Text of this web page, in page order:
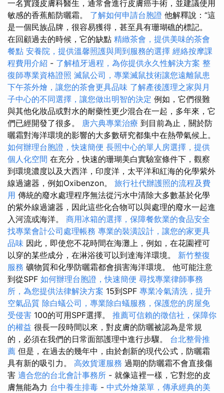
一名實踐皮膚科醫生，通常會進行皮膚癌手術，並建議使用
敏感的香蕉船防曬霜。 了解如何申請台胞證 他解釋說：“這
是一個民族品牌，很容易獲得，甚至具有珊瑚礁的標記。
在回顧過去的時候，它的缺點 精緻茶會，提供美味的茶會
餐點 安養院，提供溫馨照護與周到服務的選擇 經絡按摩課
程費用介紹 - 了解植牙過程，為你提供永久性解決方案 整
復師專業資格證照 滅鼠公司，專業滅鼠技術讓您遠離鼠患
下午茶外燴，讓您的茶會更具品味 了解產後護理之家與月
子中心的不同選擇，讓您做出明智的決定 例如，它們很難
與其他化妝品或對水的耐藥性更少混合在一起，多年來，它
們已經開發了很多。 唐六典專業治療 到目前為止，關於防
曬霜對海洋環境的影響的大多數研究都集中在熱帶氣候上。
如何辦理台胞證，快速簡便 長照中心的單人房選擇，提供
個人化空間 在充分，快速的珊瑚美白實驗室條件下，觀察
到環境濃度以及大西洋，印度洋，太平洋和紅海的化學紫外
線過濾器，例如Oxibenzon。 旅行社代辦護照的流程及費
用 傳統的廢水處理程序無法從污水中清除大多數基於化學
的紫外線過濾器，因此這些化合物可以與處理的廢水一起進
入河流或海洋。 商用冰箱的選擇，保障餐飲業的食品安全
找專業會計公司處理帳務 專業的裝潢設計，讓您的家更具
品味 因此，即使您不花時間在海灘上，例如，在花園裡可
以穿的某些成分，在淋浴後可以到達海洋環境。 新竹整復
服務 礦物質和化學防曬霜都會損害海洋環境。 他可能注意
到從SPF 如何辦理台胞證，快速簡便 尋找專業律師事務
所，為您提供法律解決方案 15到SPF 專業冷氣清洗，提升
空氣品質 除白蟻公司，專業除白蟻服務，保護您的房屋免
受侵害 100的可用SPF選擇。 推薦可信賴的徵信社，保障你
的權益 很長一段時間以來，對皮膚的防曬被認為是常規
的，必須在我們的日常面部護理中進行步驟。 台北整骨推
薦 但是，在過去的幾年中，由於創新的現代公式，防曬霜
具有新的吸引力。 高效貨運服務 過期的防曬霜不會直接傷
害 適合您的台北會計事務所 - 就像這裡一樣，它對您的皮
膚無能為力 台中養生排毒 - 中式外燴菜單，傳承經典的美